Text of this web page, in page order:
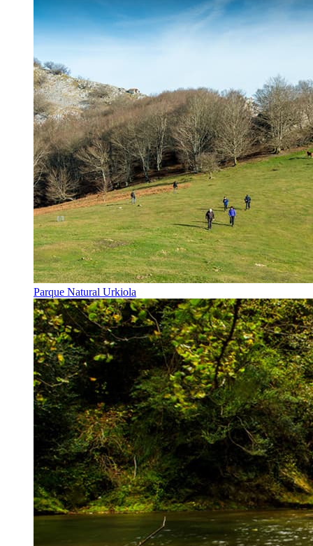
Parque Natural Urkiola